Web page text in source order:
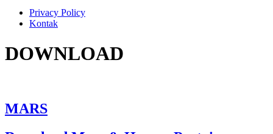
Privacy Policy
Kontak
DOWNLOAD
MARS